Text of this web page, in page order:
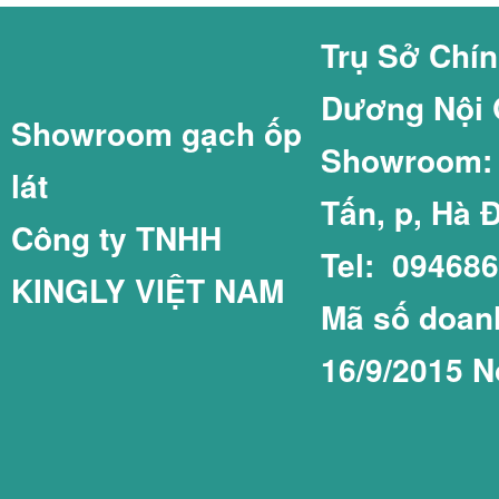
GẠCH COTTO
GẠCH LÁT SÂN
GẠCH LÁT SÂN
GẠCH THẺ
GẠCH THẺ
GẠCH THẺ
Showroom gạch ốp
lát
Công ty TNHH
KINGLY VIỆT NAM
Trụ Sở
Dương Nội
Tấn, p, Hà
Tel:
Mã số
16/9/2015